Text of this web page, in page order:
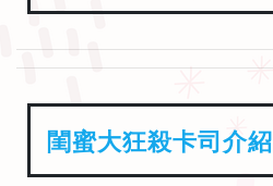
閨蜜大狂殺卡司介紹